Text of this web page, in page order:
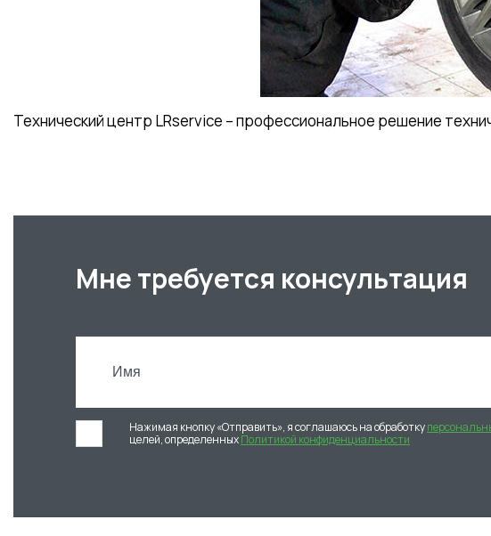
Технический центр LRservice – профессиональное решение
Мне требуется консультация
Нажимая кнопку «Отправить», я соглашаюсь на обработку
целей, определенныхПолитикой конфиденциальности